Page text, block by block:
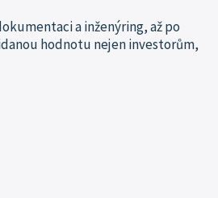
a inženýring, až po
hodnotu nejen investorům,